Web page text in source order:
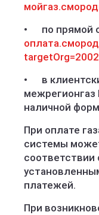
• по прямой
• в
межрегионгаз
наличной
При оплате
системы
соответствии
платежей.
При